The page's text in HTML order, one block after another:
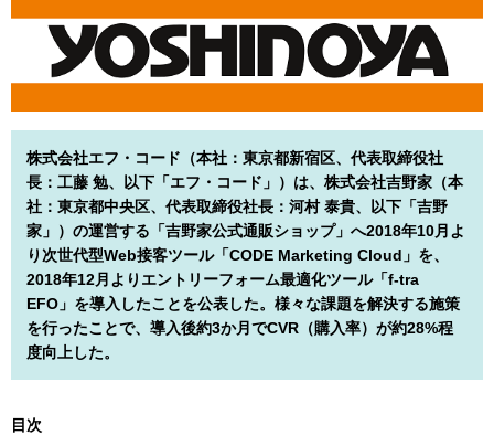
株式会社エフ・コード（本社：東京都新宿区、代表取締役社
長：工藤 勉、以下「エフ・コード」）は、株式会社吉野家（本
社：東京都中央区、代表取締役社長：河村 泰貴、以下「吉野
家」）の運営する「吉野家公式通販ショップ」へ2018年10月よ
り次世代型Web接客ツール「CODE Marketing Cloud」を、
2018年12月よりエントリーフォーム最適化ツール「f-tra
EFO」を導入したことを公表した。様々な課題を解決する施策
を行ったことで、導入後約3か月でCVR（購入率）が約28%程
度向上した。
目次